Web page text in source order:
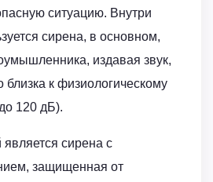
ситуацию. Внутри
сирена, в основном,
издавая звук,
близка к физиологическому
120 дБ).
сирена с
защищенная от